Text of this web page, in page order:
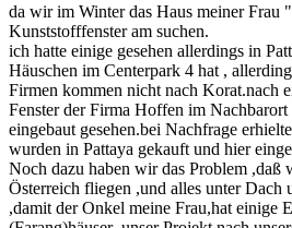
da wir im Winter das Haus meiner Frau
Kunststofffenster am suchen.
ich hatte einige gesehen allerdings in
Häuschen im Centerpark 4 hat ,
Firmen kommen nicht nach Korat.nach
Fenster der Firma Hoffen im
eingebaut gesehen.bei Nachfrage
wurden in Pattaya gekauft und hier
Noch dazu haben wir das Problem ,daß
Österreich fliegen ,und alles unter Dach
,damit der Onkel meine Frau,hat einige